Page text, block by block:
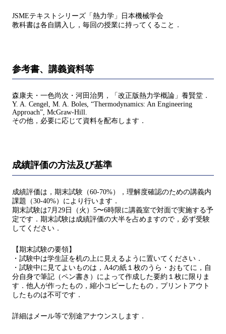
JSMEテキストシリーズ「熱力学」日本機械学会
教科書は各自購入し，毎回の授業に持ってくること．
参考書、講義資料等
森康夫・一色尚次・河田治男，「改正版熱力学概論」養賢堂．
Y. A. Cengel, M. A. Boles, “Thermodynamics: An Engineering
Approach”, McGraw-Hill.
その他，必要に応じて資料を配布します．
成績評価の方法及び基準
成績評価は，期末試験（60-70%），理解度確認のための講義内
課題（30-40%）により行います．
期末試験は7月29日（火）5〜6時限に講義室で対面で実施する予
定です．期末試験は成績評価の大半を占めますので，必ず受験
してください．
【期末試験の要領】
・試験中は学生証を机の上に見えるように置いてください．
・試験中に見てよいものは，A4の紙１枚のうら・おもてに，自
分自身で筆記（ペン書き）によって作成した要約１枚に限りま
す．他人が作ったもの，縮小コピーしたもの，プリントアウト
したものは不可です．
詳細はメール等で別途アナウンスします．